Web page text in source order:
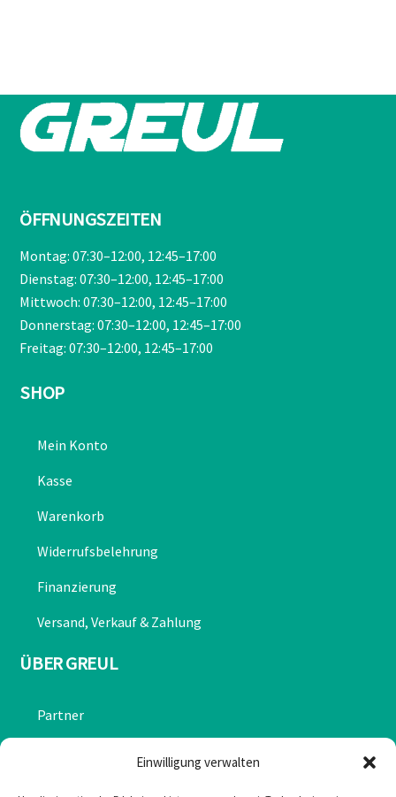
Einwilligung verwalten
ÖFFNUNGSZEITEN
Montag: 07:30–12:00, 12:45–17:00
Dienstag: 07:30–12:00, 12:45–17:00
Mittwoch: 07:30–12:00, 12:45–17:00
Donnerstag: 07:30–12:00, 12:45–17:00
Freitag: 07:30–12:00, 12:45–17:00
SHOP
Mein Konto
Kasse
Warenkorb
Widerrufsbelehrung
Finanzierung
Versand, Verkauf & Zahlung
ÜBER GREUL
Partner